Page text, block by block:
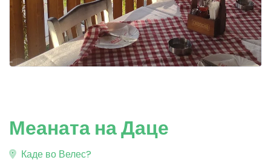
Меаната на Даце
Каде во Велес?